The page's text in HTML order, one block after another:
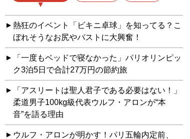
熱狂のイベント「ビキニ卓球」を知ってる？こ
ぼれそうなお尻やバストに大興奮！
「一度もベッドで寝なかった」パリオリンピッ
ク3泊5日で合計27万円の節約旅
「アスリートは聖人君子である必要はない！」
柔道男子100kg級代表ウルフ・アロンが“本
音”を語る理由
ウルフ・アロンが明かす！パリ五輪内定前、